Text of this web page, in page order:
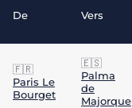
De Vers
🇫🇷
Paris Le
Bourget
🇪🇸
Palma
de
Majorque